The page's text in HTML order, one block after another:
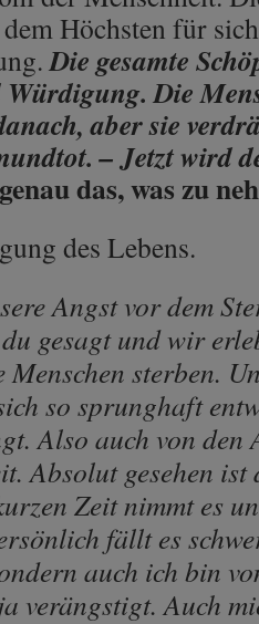
dem Höchsten für
Die gesamte
Die
aber sie
– Jetzt wird
das, was zu
des
Angst vor dem
gesagt und wir
sterben.
so sprunghaft
Also auch von
Absolut gesehen
Zeit nimmt es
fällt es
auch ich bin
verängstigt. Auch